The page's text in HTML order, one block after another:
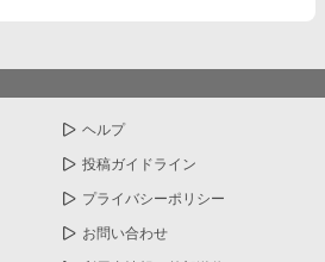
ヘルプ
投稿ガイドライン
プライバシーポリシー
お問い合わせ